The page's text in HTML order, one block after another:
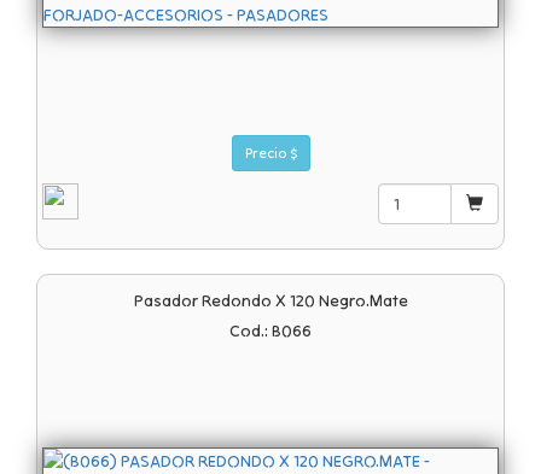
Precio $
Pasador Redondo X 120 Negro.mate
Cod.: B066